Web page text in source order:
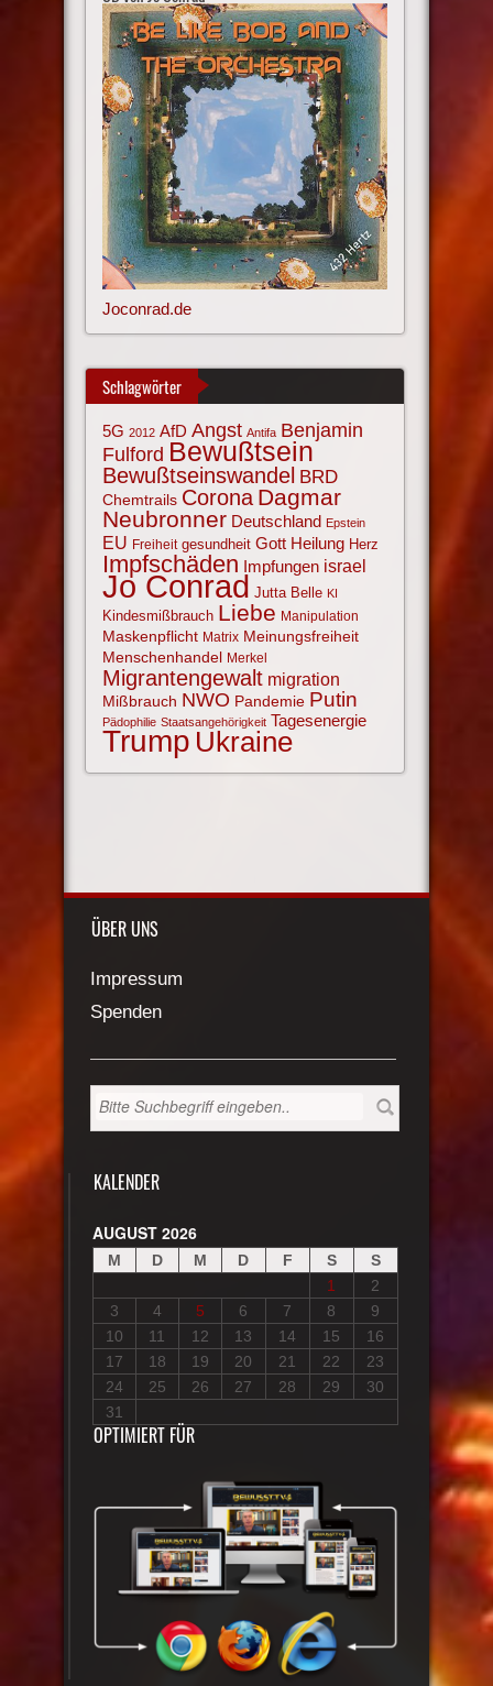
Joconrad.de
Schlagwörter
5G 2012 AfD Angst Antifa Benjamin
Fulford Bewußtsein
Bewußtseinswandel BRD
Chemtrails Corona Dagmar
Neubronner Deutschland Epstein
EU Freiheit gesundheit Gott Heilung Herz
Impfschäden Impfungen israel
Jo Conrad Jutta Belle KI
Kindesmißbrauch Liebe Manipulation
Maskenpflicht Matrix Meinungsfreiheit
Menschenhandel Merkel
Migrantengewalt migration
Mißbrauch NWO Pandemie Putin
Pädophilie Staatsangehörigkeit Tagesenergie
Trump Ukraine
ÜBER UNS
Impressum
Spenden
KALENDER
AUGUST 2026
M D M D F S
S
1
2
3
4 5 6 7 8
9
10
11 12 13 14 15
16
17
18 19 20 21 22
23
24
25 26 27 28 29
30
31
OPTIMIERT FÜR